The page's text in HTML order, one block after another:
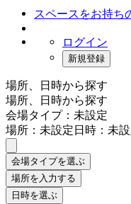
スペースをお持ち
ログイン
新規登録
場所、日時から探す
場所、日時から探す
会場タイプ：未設定
場所：未設定日時：未
会場タイプを選ぶ
場所を入力する
日時を選ぶ